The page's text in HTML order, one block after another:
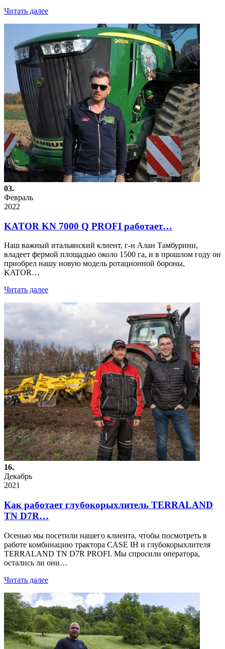
Читать далее
03.
Февраль
2022
KATOR KN 7000 Q PROFI работает…
Наш важный итальянский клиент, г-н Алан Тамбурини,
владеет фермой площадью около 1500 га, и в прошлом году он
приобрел нашу новую модель ротационной бороны,
KATOR…
Читать далее
16.
Декабрь
2021
Как работает глубокорыхлитель TERRALAND
TN D7R…
Осенью мы посетили нашего клиента, чтобы посмотреть в
работе комбинацию трактора CASE IH и глубокорыхлителя
TERRALAND TN D7R PROFI. Мы спросили оператора,
остались ли они…
Читать далее